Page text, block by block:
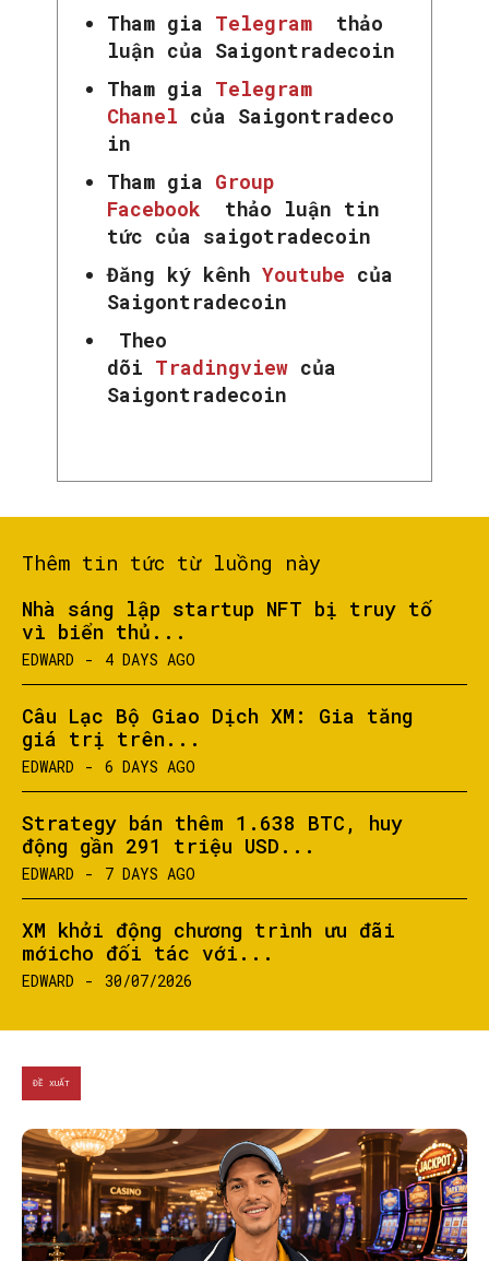
Tham gia Telegram
thảo
luận của Saigontradecoin
Tham gia Telegram
Chanel của Saigontradeco
in
Tham gia Group
Facebook
thảo luận tin
tức của saigotradecoin
Đăng ký kênh Youtube của
Saigontradecoin
Theo
dõi Tradingview của
Saigontradecoin
Thêm tin tức từ luồng này
Nhà sáng lập startup NFT bị truy tố
vì biển thủ...
EDWARD - 4 DAYS AGO
Câu Lạc Bộ Giao Dịch XM: Gia tăng
giá trị trên...
EDWARD - 6 DAYS AGO
Strategy bán thêm 1.638 BTC, huy
động gần 291 triệu USD...
EDWARD - 7 DAYS AGO
XM khởi động chương trình ưu đãi
mớicho đối tác với...
EDWARD - 30/07/2026
ĐỀ XUẤT